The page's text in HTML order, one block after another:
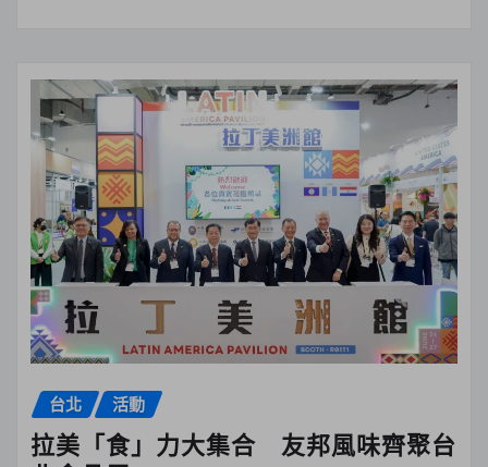
台北 活動
拉美「食」力大集合 友邦風味齊聚台